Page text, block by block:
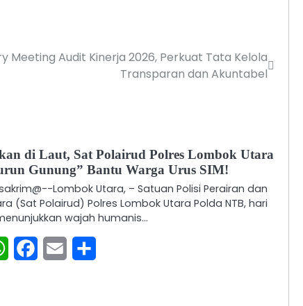
Meeting Audit Kinerja 2026, Perkuat Tata Kelola
Transparan dan Akuntabel
di Laut, Sat Polairud Polres Lombok Utara
Gunung” Bantu Warga Urus SIM!
​-Lombok Utara, – Satuan Polisi Perairan dan
(Sat Polairud) Polres Lombok Utara Polda NTB, hari
wajah humanis…
WhatsAppFacebook
Email